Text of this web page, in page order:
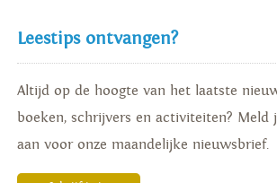
Leestips ontvangen?
Altijd op de hoogte van het laatste
boeken, schrijvers en activiteiten? Meld
aan voor onze maandelijke nieuwsbrief.